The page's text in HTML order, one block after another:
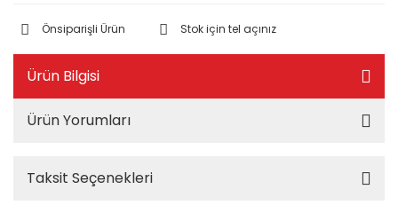
Önsiparişli Ürün Stok için tel açınız
Ürün Bilgisi
Ürün Yorumları
Taksit Seçenekleri